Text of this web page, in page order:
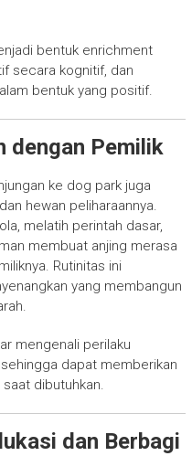
bentuk enrichment
secara kognitif, dan
bentuk yang positif.
dengan Pemilik
ke dog park juga
hewan peliharaannya.
melatih perintah dasar,
membuat anjing merasa
Rutinitas ini
yang membangun
mengenali perilaku
dapat memberikan
dibutuhkan.
dan Berbagi